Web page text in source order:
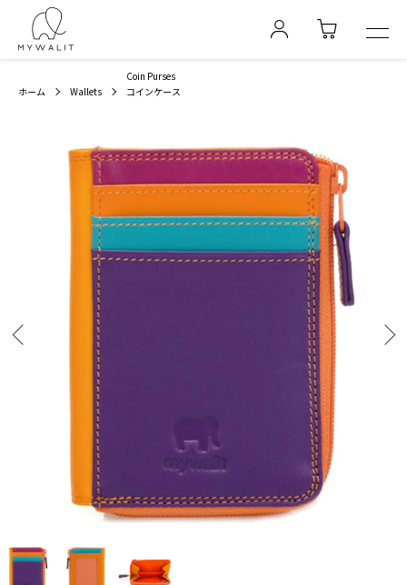
ホーム Wallets
Coin Purses
コインケース